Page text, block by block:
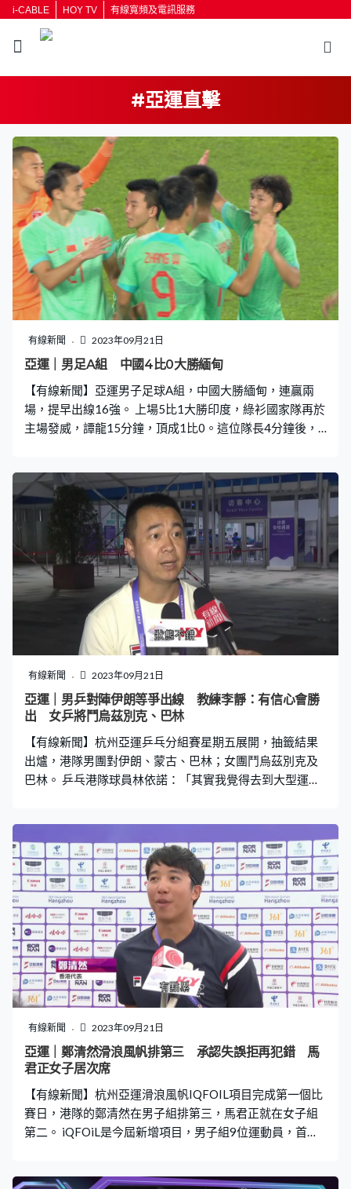
i-CABLE HOY TV 有線寬頻及電訊服務
#亞運直擊
按輸入鍵開始搜尋
有線新聞 2023年09月21日
亞運｜男足A組 中國4比0大勝緬甸
【有線新聞】亞運男子足球A組，中國大勝緬甸，連贏兩
場，提早出線16強。 上場5比1大勝印度，綠衫國家隊再於
主場發威，譚龍15分鐘，頂成1比0。這位隊長4分鐘後，
入球，有3個是頭槌，戴偉浚連續兩場有入球。劉若釩在補
時，頂入緬甸大門，但就越位在先。 中國維持贏4比0，小
組最後一場、星期日會鬥孟加拉。
有線新聞 2023年09月21日
亞運｜男乒對陣伊朗等爭出線 教練李靜：有信心會勝
出 女乒將鬥烏茲別克、巴林
【有線新聞】杭州亞運乒乓分組賽星期五展開，抽籤結果
出爐，港隊男團對伊朗、蒙古、巴林；女團鬥烏茲別克及
巴林。 乒乓港隊球員林依諾：「其實我覺得去到大型運動
陣數次稍為下風，但不要緊，因為我們今次男子隊的情況
狀態不錯，我很有信心他們會勝出」。
有線新聞 2023年09月21日
亞運｜鄭清然滑浪風帆排第三 承認失誤拒再犯錯 馬
君正女子居次席
【有線新聞】杭州亞運滑浪風帆IQFOIL項目完成第一個比
賽日，港隊的鄭清然在男子組排第三，馬君正就在女子組
第二。 iQFOiL是今屆新增項目，男子組9位運動員，首次